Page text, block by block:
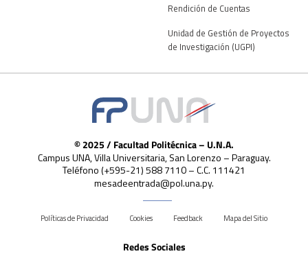
Rendición de Cuentas
Unidad de Gestión de Proyectos
de Investigación (UGPI)
© 2025 / Facultad Politécnica – U.N.A.
Campus UNA, Villa Universitaria, San Lorenzo – Paraguay.
Teléfono (+595-21) 588 7110 – C.C. 111421
mesadeentrada@pol.una.py.
Políticas de Privacidad Cookies Feedback Mapa del Sitio
Redes Sociales